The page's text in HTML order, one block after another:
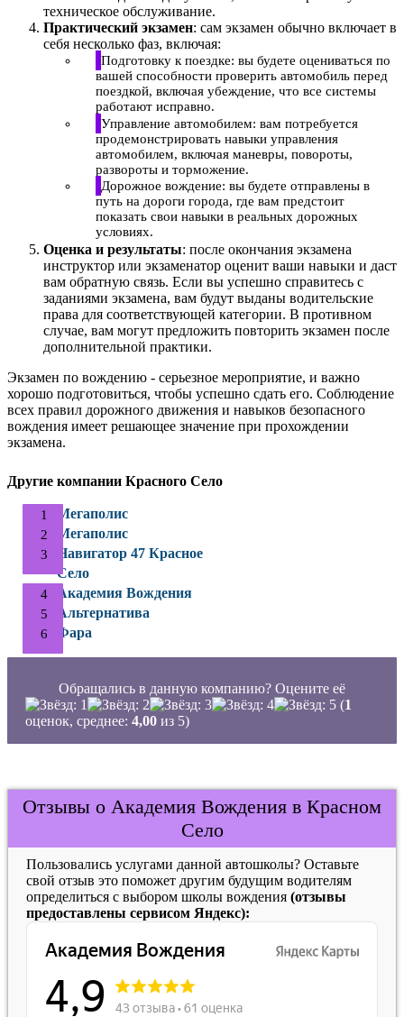
техническое обслуживание.
Практический экзамен: сам экзамен обычно включает в
себя несколько фаз, включая:
Подготовку к поездке: вы будете оцениваться по
вашей способности проверить автомобиль перед
поездкой, включая убеждение, что все системы
работают исправно.
Управление автомобилем: вам потребуется
продемонстрировать навыки управления
автомобилем, включая маневры, повороты,
развороты и торможение.
Дорожное вождение: вы будете отправлены в
путь на дороги города, где вам предстоит
показать свои навыки в реальных дорожных
условиях.
Оценка и результаты: после окончания экзамена
инструктор или экзаменатор оценит ваши навыки и даст
вам обратную связь. Если вы успешно справитесь с
заданиями экзамена, вам будут выданы водительские
права для соответствующей категории. В противном
случае, вам могут предложить повторить экзамен после
дополнительной практики.
Экзамен по вождению - серьезное мероприятие, и важно
хорошо подготовиться, чтобы успешно сдать его. Соблюдение
всех правил дорожного движения и навыков безопасного
вождения имеет решающее значение при прохождении
экзамена.
Другие компании Красного Село
Мегаполис
Мегаполис
Навигатор 47 Красное
Село
Академия Вождения
Альтернатива
Фара
Обращались в данную компанию? Оцените её
(1
оценок, среднее: 4,00 из 5)
Отзывы о Академия Вождения в Красном
Село
Пользовались услугами данной автошколы? Оставьте
свой отзыв это поможет другим будущим водителям
определиться с выбором школы вождения (отзывы
предоставлены сервисом Яндекс):